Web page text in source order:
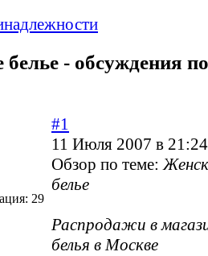
- обсуждения
29
#1
11 Июля 2007 в 21:24
Обзор по теме:
белье
Распродажи в
белья в Москве